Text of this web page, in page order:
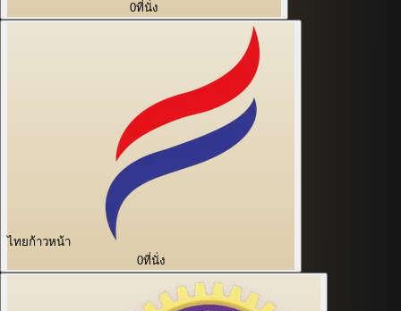
0ที่นั่ง
ไทยก้าวหน้า
0ที่นั่ง